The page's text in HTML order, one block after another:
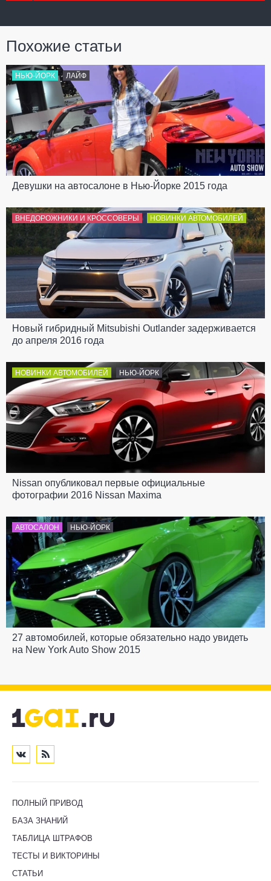
Похожие статьи
НЬЮ-ЙОРК ЛАЙФ
Девушки на автосалоне в Нью-Йорке 2015 года
ВНЕДОРОЖНИКИ И КРОССОВЕРЫ НОВИНКИ АВТОМОБИЛЕЙ
Новый гибридный Mitsubishi Outlander задерживается
до апреля 2016 года
НОВИНКИ АВТОМОБИЛЕЙ НЬЮ-ЙОРК
Nissan опубликовал первые официальные
фотографии 2016 Nissan Maxima
АВТОСАЛОН НЬЮ-ЙОРК
27 автомобилей, которые обязательно надо увидеть
на New York Auto Show 2015
ПОЛНЫЙ ПРИВОД
БАЗА ЗНАНИЙ
ТАБЛИЦА ШТРАФОВ
ТЕСТЫ И ВИКТОРИНЫ
СТАТЬИ